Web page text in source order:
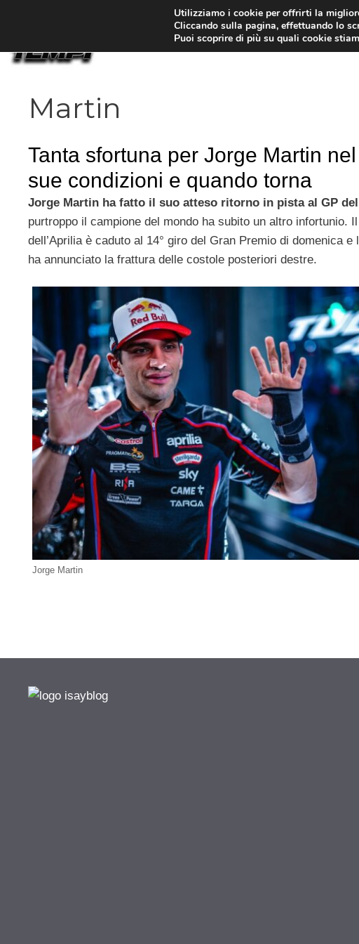
Martin
Tanta sfortuna per Jorge Martin
sue condizioni e quando torna
Jorge Martin ha fatto il suo atteso ritorno in pista al GP
purtroppo il campione del mondo ha subito un altro infortunio.
dell’Aprilia è caduto al 14° giro del Gran Premio di domenica e
ha annunciato la frattura delle costole posteriori destre.
Jorge Martin
Utilizziamo i cookie per offrirti la
Cliccando sulla pagina, effettuando lo
Puoi scoprire di più su quali cookie